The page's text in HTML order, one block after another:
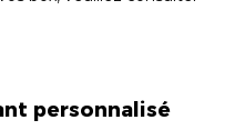
personnalisé